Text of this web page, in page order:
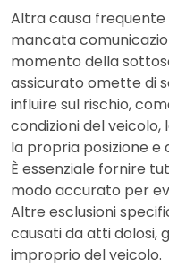
Altra causa
mancata
momento della
assicurato omette di
influire sul rischio,
condizioni del
la propria posizione e
È essenziale fornire
modo accurato per
Altre esclusioni
causati da atti dolosi,
improprio del veicolo.